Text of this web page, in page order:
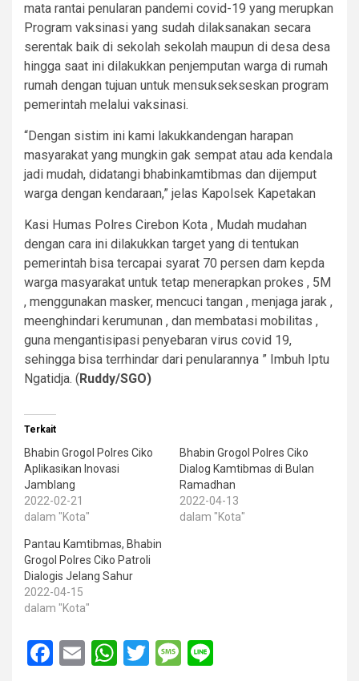
mata rantai penularan pandemi covid-19 yang merupkan
Program vaksinasi yang sudah dilaksanakan secara
serentak baik di sekolah sekolah maupun di desa desa
hingga saat ini dilakukkan penjemputan warga di rumah
rumah dengan tujuan untuk mensuksekseskan program
pemerintah melalui vaksinasi.
“Dengan sistim ini kami lakukkandengan harapan
masyarakat yang mungkin gak sempat atau ada kendala
jadi mudah, didatangi bhabinkamtibmas dan dijemput
warga dengan kendaraan,” jelas Kapolsek Kapetakan
Kasi Humas Polres Cirebon Kota , Mudah mudahan
dengan cara ini dilakukkan target yang di tentukan
pemerintah bisa tercapai syarat 70 persen dam kepda
warga masyarakat untuk tetap menerapkan prokes , 5M
, menggunakan masker, mencuci tangan , menjaga jarak ,
meenghindari kerumunan , dan membatasi mobilitas ,
guna mengantisipasi penyebaran virus covid 19,
sehingga bisa terrhindar dari penularannya ” Imbuh Iptu
Ngatidja. (Ruddy/SGO)
Terkait
Bhabin Grogol Polres Ciko
Aplikasikan Inovasi
Jamblang
2022-02-21
dalam "Kota"
Bhabin Grogol Polres Ciko
Dialog Kamtibmas di Bulan
Ramadhan
2022-04-13
dalam "Kota"
Pantau Kamtibmas, Bhabin
Grogol Polres Ciko Patroli
Dialogis Jelang Sahur
2022-04-15
dalam "Kota"
Facebook
EmailWhatsApp
TwitterMessage